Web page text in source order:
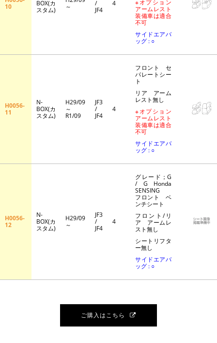
10
BOX(カ
スタム)
～
/
JF4
4
※オプション
アームレスト
装備車は適合
不可
サイドエアバ
ッグ : ○
H0056-
11
N-
BOX(カ
スタム)
H29/09
～
R1/09
JF3
/
JF4
4
フロント セ
パレートシー
ト
リア アーム
レスト無し
※オプション
アームレスト
装備車は適合
不可
サイドエアバ
ッグ : ○
H0056-
12
N-
BOX(カ
スタム)
H29/09
～
JF3
/
JF4
4
グレード；G
/ G Honda
SENSING
フロント ベ
ンチシート
フロント/リ
ア アームレ
スト無し
シートリフタ
ー無し
サイドエアバ
ッグ : ○
ご購入はこちら